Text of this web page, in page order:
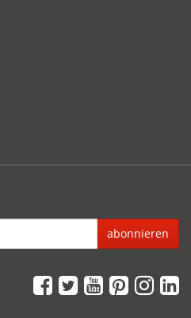
abonnieren